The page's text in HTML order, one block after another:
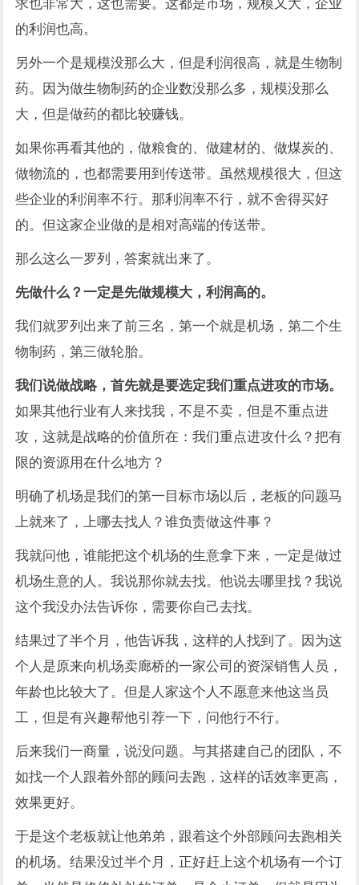
的利润也高。
另外一个是规模没那么大，但是利润很高，就是生物制
药。因为做生物制药的企业数没那么多，规模没那么
大，但是做药的都比较赚钱。
如果你再看其他的，做粮食的、做建材的、做煤炭的、
做物流的，也都需要用到传送带。虽然规模很大，但这
些企业的利润率不行。那利润率不行，就不舍得买好
的。但这家企业做的是相对高端的传送带。
那么这么一罗列，答案就出来了。
先做什么？一定是先做规模大，利润高的。
我们就罗列出来了前三名，第一个就是机场，第二个生
物制药，第三做轮胎。
我们说做战略，首先就是要选定我们重点进攻的市场。
如果其他行业有人来找我，不是不卖，但是不重点进
攻，这就是战略的价值所在：我们重点进攻什么？把有
限的资源用在什么地方？
明确了机场是我们的第一目标市场以后，老板的问题马
上就来了，上哪去找人？谁负责做这件事？
我就问他，谁能把这个机场的生意拿下来，一定是做过
机场生意的人。我说那你就去找。他说去哪里找？我说
这个我没办法告诉你，需要你自己去找。
结果过了半个月，他告诉我，这样的人找到了。因为这
个人是原来向机场卖廊桥的一家公司的资深销售人员，
年龄也比较大了。但是人家这个人不愿意来他这当员
工，但是有兴趣帮他引荐一下，问他行不行。
后来我们一商量，说没问题。与其搭建自己的团队，不
如找一个人跟着外部的顾问去跑，这样的话效率更高，
效果更好。
于是这个老板就让他弟弟，跟着这个外部顾问去跑相关
的机场。结果没过半个月，正好赶上这个机场有一个订